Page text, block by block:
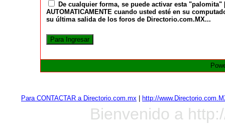
De cualquier forma, se puede activar esta
AUTOMATICAMENTE cuando usted esté en su
su última salida de los foros de Directorio.com.MX...
Para CONTACTAR a Directorio.com.mx http://
Bienvenido a